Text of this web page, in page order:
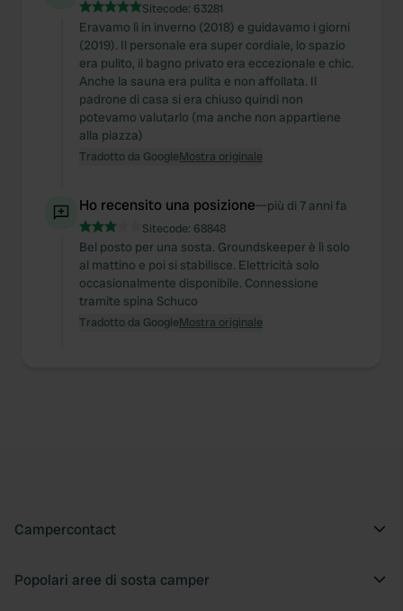
Sitecode: 63281
Eravamo lì in inverno (2018) e guidavamo i giorni
(2019). Il personale era super cordiale, lo spazio
era pulito, il bagno privato era eccezionale e chic.
Anche la sauna era pulita e non affollata. Il
padrone di casa si era chiuso quindi non
potevamo valutarlo (ma anche non appartiene
alla piazza)
Tradotto da GoogleMostra originale
Ho recensito una posizione—più di 7 anni fa
Sitecode: 68848
Bel posto per una sosta. Groundskeeper è lì solo
al mattino e poi si stabilisce. Elettricità solo
occasionalmente disponibile. Connessione
tramite spina Schuco
Tradotto da GoogleMostra originale
Campercontact
Popolari aree di sosta camper